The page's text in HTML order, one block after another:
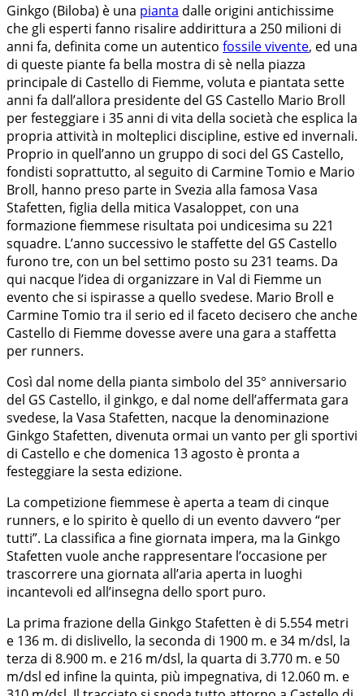
Ginkgo (Biloba) è una pianta dalle origini antichissime
che gli esperti fanno risalire addirittura a 250 milioni di
anni fa, definita come un autentico fossile vivente, ed una
di queste piante fa bella mostra di sè nella piazza
principale di Castello di Fiemme, voluta e piantata sette
anni fa dall’allora presidente del GS Castello Mario Broll
per festeggiare i 35 anni di vita della società che esplica la
propria attività in molteplici discipline, estive ed invernali.
Proprio in quell’anno un gruppo di soci del GS Castello,
fondisti soprattutto, al seguito di Carmine Tomio e Mario
Broll, hanno preso parte in Svezia alla famosa Vasa
Stafetten, figlia della mitica Vasaloppet, con una
formazione fiemmese risultata poi undicesima su 221
squadre. L’anno successivo le staffette del GS Castello
furono tre, con un bel settimo posto su 231 teams. Da
qui nacque l’idea di organizzare in Val di Fiemme un
evento che si ispirasse a quello svedese. Mario Broll e
Carmine Tomio tra il serio ed il faceto decisero che anche
Castello di Fiemme dovesse avere una gara a staffetta
per runners.
Così dal nome della pianta simbolo del 35° anniversario
del GS Castello, il ginkgo, e dal nome dell’affermata gara
svedese, la Vasa Stafetten, nacque la denominazione
Ginkgo Stafetten, divenuta ormai un vanto per gli sportivi
di Castello e che domenica 13 agosto è pronta a
festeggiare la sesta edizione.
La competizione fiemmese è aperta a team di cinque
runners, e lo spirito è quello di un evento davvero “per
tutti”. La classifica a fine giornata impera, ma la Ginkgo
Stafetten vuole anche rappresentare l’occasione per
trascorrere una giornata all’aria aperta in luoghi
incantevoli ed all’insegna dello sport puro.
La prima frazione della Ginkgo Stafetten è di 5.554 metri
e 136 m. di dislivello, la seconda di 1900 m. e 34 m/dsl, la
terza di 8.900 m. e 216 m/dsl, la quarta di 3.770 m. e 50
m/dsl ed infine la quinta, più impegnativa, di 12.060 m. e